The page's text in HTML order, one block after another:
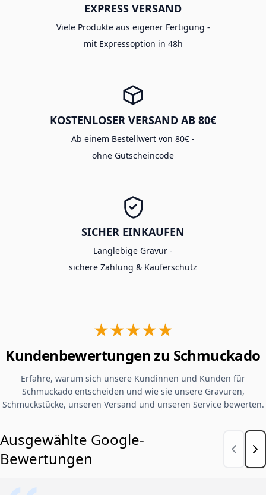
EXPRESS VERSAND
Viele Produkte aus eigener Fertigung -
mit Expressoption in 48h
KOSTENLOSER VERSAND AB 80€
Ab einem Bestellwert von 80€ -
ohne Gutscheincode
SICHER EINKAUFEN
Langlebige Gravur -
sichere Zahlung & Käuferschutz
★★★★★
Kundenbewertungen zu Schmuckado
Erfahre, warum sich unsere Kundinnen und Kunden für
Schmuckado entscheiden und wie sie unsere Gravuren,
Schmuckstücke, unseren Versand und unseren Service bewerten.
Ausgewählte Google-
Bewertungen